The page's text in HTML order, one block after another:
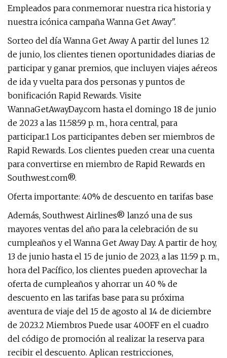
Empleados para conmemorar nuestra rica historia y
nuestra icónica campaña Wanna Get Away".
Sorteo del día Wanna Get Away A partir del lunes 12
de junio, los clientes tienen oportunidades diarias de
participar y ganar premios, que incluyen viajes aéreos
de ida y vuelta para dos personas y puntos de
bonificación Rapid Rewards. Visite
WannaGetAwayDay.com hasta el domingo 18 de junio
de 2023 a las 11:58:59 p. m., hora central, para
participar.1 Los participantes deben ser miembros de
Rapid Rewards. Los clientes pueden crear una cuenta
para convertirse en miembro de Rapid Rewards en
Southwest.com®.
Oferta importante: 40% de descuento en tarifas base
Además, Southwest Airlines® lanzó una de sus
mayores ventas del año para la celebración de su
cumpleaños y el Wanna Get Away Day. A partir de hoy,
13 de junio hasta el 15 de junio de 2023, a las 11:59 p. m.,
hora del Pacífico, los clientes pueden aprovechar la
oferta de cumpleaños y ahorrar un 40 % de
descuento en las tarifas base para su próxima
aventura de viaje del 15 de agosto al 14 de diciembre
de 2023.2 Miembros Puede usar 40OFF en el cuadro
del código de promoción al realizar la reserva para
recibir el descuento. Aplican restricciones,